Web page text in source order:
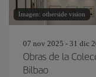
Imagen: otherside vision
07 nov 2025 - 31 dic
Obras de la
Bilbao